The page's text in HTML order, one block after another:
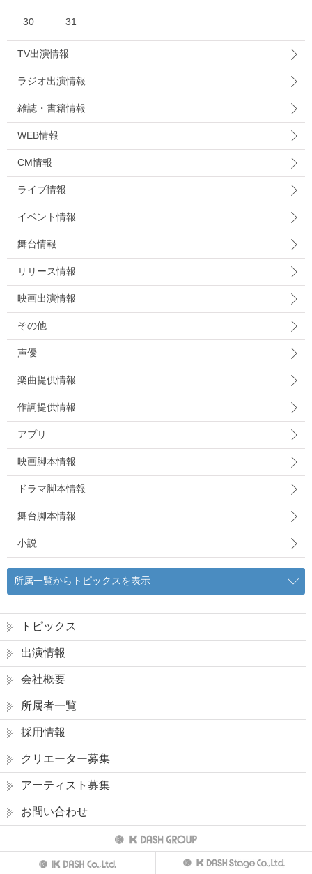
30 31
TV出演情報
ラジオ出演情報
雑誌・書籍情報
WEB情報
CM情報
ライブ情報
イベント情報
舞台情報
リリース情報
映画出演情報
その他
声優
楽曲提供情報
作詞提供情報
アプリ
映画脚本情報
ドラマ脚本情報
舞台脚本情報
小説
所属一覧からトピックスを表示
トピックス
出演情報
会社概要
所属者一覧
採用情報
クリエーター募集
アーティスト募集
お問い合わせ